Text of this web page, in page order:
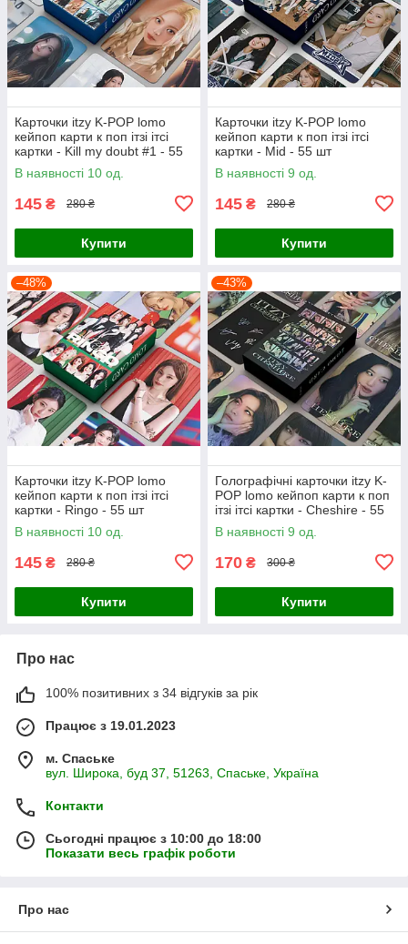
Карточки itzy K-POP lomo
кейпоп карти к поп ітзі ітсі
картки - Kill my doubt #1 - 55
шт
В наявності 10 од.
145 ₴ 280 ₴
Купити
Карточки itzy K-POP lomo
кейпоп карти к поп ітзі ітсі
картки - Mid - 55 шт
В наявності 9 од.
145 ₴ 280 ₴
Купити
–48%
Карточки itzy K-POP lomo
кейпоп карти к поп ітзі ітсі
картки - Ringo - 55 шт
В наявності 10 од.
145 ₴ 280 ₴
Купити
–43%
Голографічні карточки itzy K-
POP lomo кейпоп карти к поп
ітзі ітсі картки - Cheshire - 55
шт
В наявності 9 од.
170 ₴ 300 ₴
Купити
Про нас
100% позитивних з 34 відгуків за рік
Працює з 19.01.2023
м. Спаське
вул. Широка, буд 37, 51263, Спаське, Україна
Контакти
Сьогодні працює з 10:00 до 18:00
Показати весь графік роботи
Про нас